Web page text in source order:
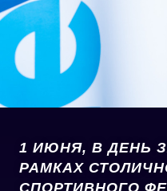
1 ИЮНЯ, В ДЕНЬ
РАМКАХ
СПОРТИВНОГО